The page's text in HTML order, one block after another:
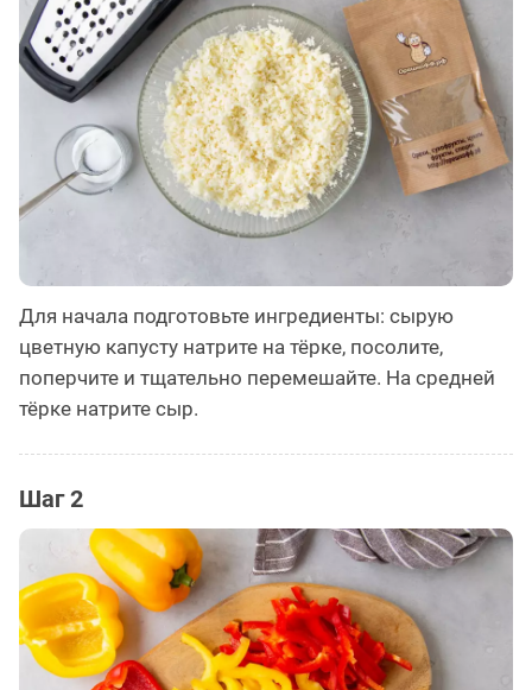
Для начала подготовьте ингредиенты: сырую
цветную капусту натрите на тёрке, посолите,
поперчите и тщательно перемешайте. На средней
тёрке натрите сыр.
Шаг 2